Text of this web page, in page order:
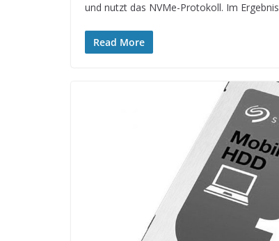
und nutzt das NVMe-Protokoll. Im Ergebnis
Read More